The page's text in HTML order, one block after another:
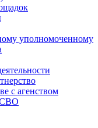
уполномоченному
с агенством
СВО